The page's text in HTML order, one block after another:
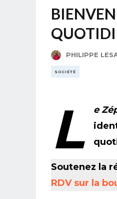
PHILIPPE
SOCIÉTÉ
L e
Soutenez la
RDV sur la